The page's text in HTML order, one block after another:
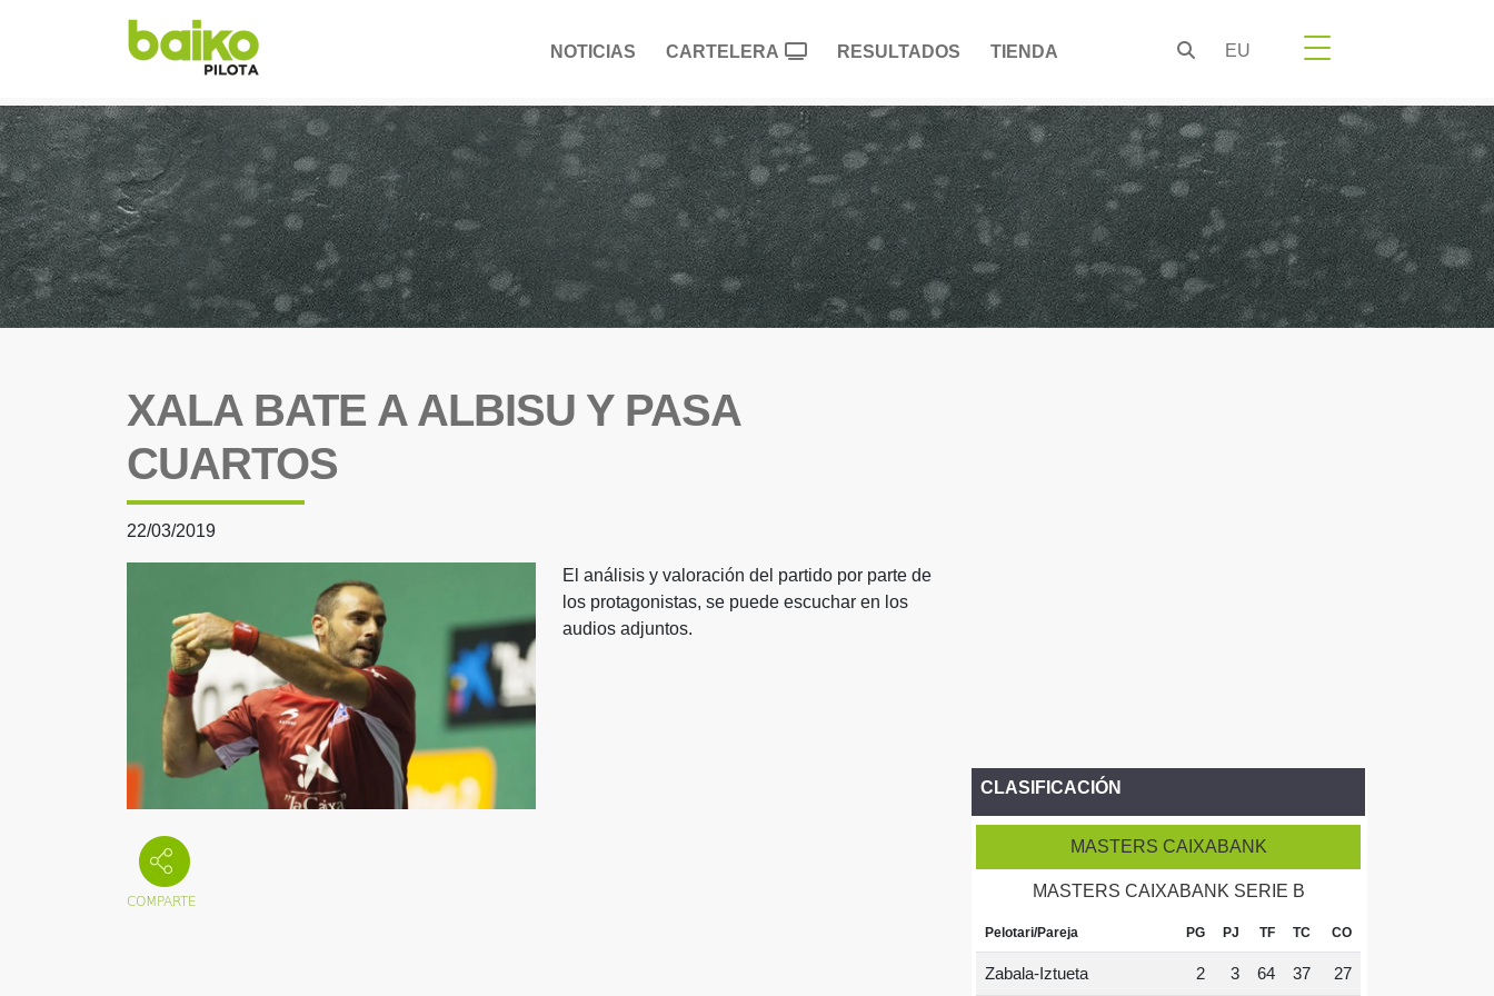
NOTICIAS CARTELERA RESULTADOS TIENDA EU
XALA BATE A ALBISU Y PASA
CUARTOS
22/03/2019
El análisis y valoración del partido por parte de
los protagonistas, se puede escuchar en los
audios adjuntos.
CLASIFICACIÓN
MASTERS CAIXABANK
MASTERS CAIXABANK SERIE B
Pelotari/Pareja PG PJ TF TC CO
Zabala-Iztueta 2 3 64 37 27